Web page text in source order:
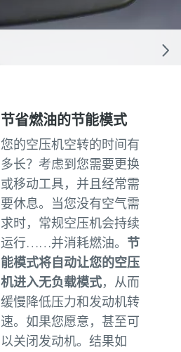
节省燃油的节能模式
您的空压机空转的时间有
多长？考虑到您需要更换
或移动工具，并且经常需
要休息。当您没有空气需
求时，常规空压机会持续
运行……并消耗燃油。 节
能模式将自动让您的空压
机进入无负载模式，从而
缓慢降低压力和发动机转
速。如果您愿意，甚至可
以关闭发动机。结果如